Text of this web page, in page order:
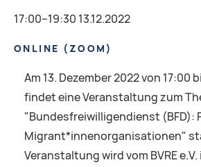
17:00–19:30 13.12.2022
ONLINE (ZOOM)
Am 13. Dezember 2022 von 17:00
findet eine Veranstaltung zum
"Bundesfreiwilligendienst (BFD):
Migrant*innenorganisationen"
Veranstaltung wird vom BVRE